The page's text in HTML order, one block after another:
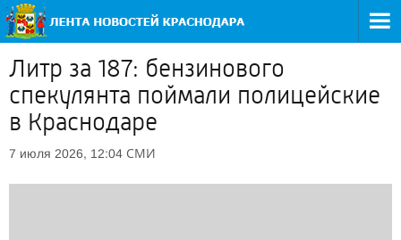
Литр за 187: бензинового
спекулянта поймали полицейские
в Краснодаре
7 июля 2026, 12:04 СМИ